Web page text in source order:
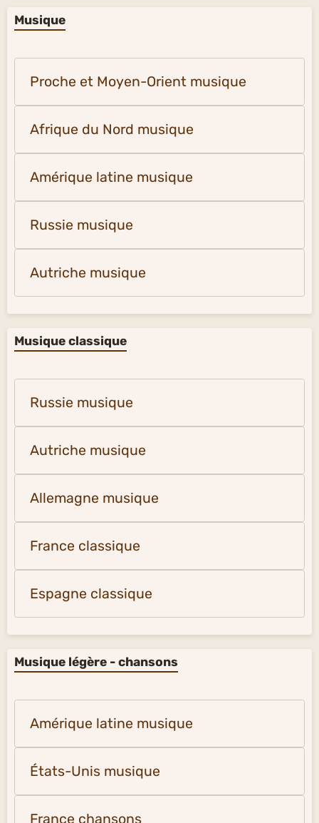
Musique
Proche et Moyen-Orient musique
Afrique du Nord musique
Amérique latine musique
Russie musique
Autriche musique
Musique classique
Russie musique
Autriche musique
Allemagne musique
France classique
Espagne classique
Musique légère - chansons
Amérique latine musique
États-Unis musique
France chansons